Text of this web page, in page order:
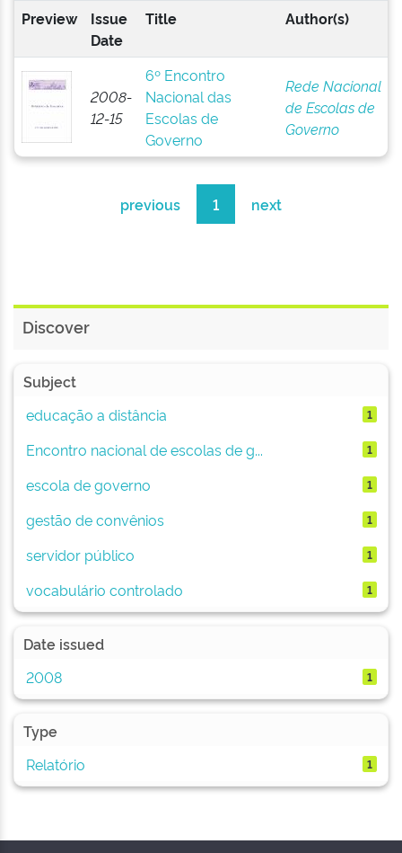
Preview
Issue
Date
Title Author(s)
2008-
12-15
6º Encontro
Nacional das
Escolas de
Governo
Rede Nacional
de Escolas de
Governo
previous 1 next
Discover
Subject
educação a distância
1
Encontro nacional de escolas de g... 1
escola de governo 1
gestão de convênios 1
servidor público 1
vocabulário controlado 1
Date issued
2008
1
Type
Relatório
1